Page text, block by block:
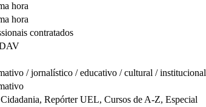
hora
hora
contratados
/ jornalístico / educativo / cultural / institucional
Repórter UEL, Cursos de A-Z, Especial